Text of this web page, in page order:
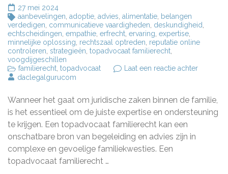
27 mei 2024
aanbevelingen adoptie advies alimentatie belangen
verdedigen communicatieve vaardigheden deskundigheid
echtscheidingen empathie erfrecht ervaring expertise
minnelijke oplossing rechtszaal optreden reputatie online
controleren strategieën topadvocaat familierecht
voogdijgeschillen
familierecht topadvocaat Laat een reactie achterop
een
daclegalgurucom
Wanneer het gaat om juridische zaken binnen de familie,
is het essentieel om de juiste expertise en ondersteuning
te krijgen. Een topadvocaat familierecht kan een
onschatbare bron van begeleiding en advies zijn in
complexe en gevoelige familiekwesties. Een
topadvocaat familierecht …